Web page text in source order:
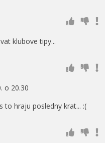
klubove tipy...
o 20.30
to hraju posledny krat... :(